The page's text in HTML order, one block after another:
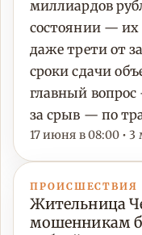
миллиардов
состоянии — их
даже трети от
сроки сдачи
главный вопрос
за срыв — по
17 июня в 08:00 •
ПРОИСШЕСТВИЯ
Жительница
мошенникам